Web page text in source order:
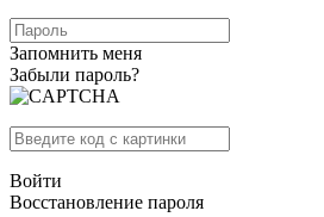
Запомнить меня
Забыли пароль?
Войти
Восстановление пароля